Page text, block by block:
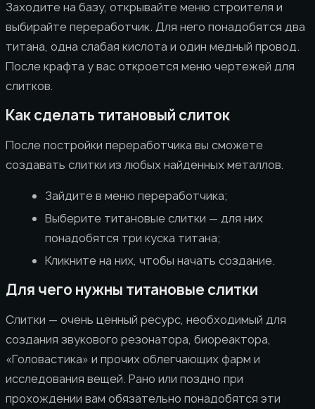
Заходите на базу, открывайте меню строителя и
выбирайте переработчик. Для него понадобятся два
титана, одна слабая кислота и один медный провод.
После крафта у вас откроется меню чертежей для
слитков.
Как сделать титановый слиток
После постройки переработчика вы сможете
создавать слитки из любых найденных металлов.
Зайдите в меню переработчика;
Выберите титановые слитки — для них
понадобятся три куска титана;
Кликните на них, чтобы начать создание.
Для чего нужны титановые слитки
Слитки — очень ценный ресурс, необходимый для
создания звукового резонатора, биореактора,
«Головастика» и прочих облегчающих фарм и
исследования вещей. Рано или поздно при
прохождении вам обязательно понадобятся эти